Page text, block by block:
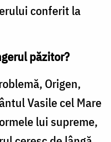
conferit la
păzitor?
Origen,
Vasile cel Mare
lui supreme,